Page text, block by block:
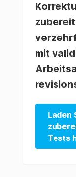
mit
Laden
Tests